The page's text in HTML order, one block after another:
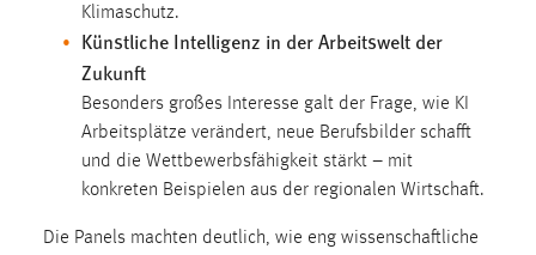
Klimaschutz.
Künstliche Intelligenz in der Arbeitswelt der
Zukunft
Besonders großes Interesse galt der Frage, wie KI
Arbeitsplätze verändert, neue Berufsbilder schafft
und die Wettbewerbsfähigkeit stärkt – mit
konkreten Beispielen aus der regionalen Wirtschaft.
Die Panels machten deutlich, wie eng wissenschaftliche
verwendet, um personalisierte Werbung anzuzeigen.
Sie tun dies, indem sie Besucher über Websites
hinweg verfolgen.
Google Ads
Name: